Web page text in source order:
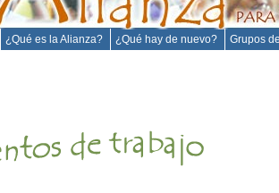
¿Qué es la Alianza? ¿Qué hay de nuevo? Grupos